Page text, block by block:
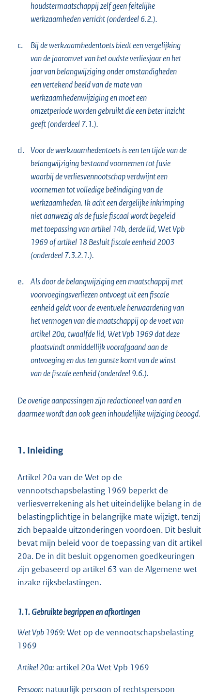
houdstermaatschappij zelf geen feitelijke
werkzaamheden verricht (onderdeel 6.2.).
c.
Bij de werkzaamhedentoets biedt een vergelijking
van de jaaromzet van het oudste verliesjaar en het
jaar van belangwijziging onder omstandigheden
een vertekend beeld van de mate van
werkzaamhedenwijziging en moet een
omzetperiode worden gebruikt die een beter inzicht
geeft (onderdeel 7.1.).
d. Voor de werkzaamhedentoets is een ten tijde van de
belangwijziging bestaand voornemen tot fusie
waarbij de verliesvennootschap verdwijnt een
voornemen tot volledige beëindiging van de
werkzaamheden. Ik acht een dergelijke inkrimping
niet aanwezig als de fusie fiscaal wordt begeleid
met toepassing van artikel 14b, derde lid, Wet Vpb
1969 of artikel 18 Besluit fiscale eenheid 2003
(onderdeel 7.3.2.1.).
e.
Als door de belangwijziging een maatschappij met
voorvoegingsverliezen ontvoegt uit een fiscale
eenheid geldt voor de eventuele herwaardering van
het vermogen van die maatschappij op de voet van
artikel 20a, twaalfde lid, Wet Vpb 1969 dat deze
plaatsvindt onmiddellijk voorafgaand aan de
ontvoeging en dus ten gunste komt van de winst
van de fiscale eenheid (onderdeel 9.6.).
De overige aanpassingen zijn redactioneel van aard en
daarmee wordt dan ook geen inhoudelijke wijziging beoogd.
1. Inleiding
Artikel 20a van de Wet op de
vennootschapsbelasting 1969 beperkt de
verliesverrekening als het uiteindelijke belang in de
belastingplichtige in belangrijke mate wijzigt, tenzij
zich bepaalde uitzonderingen voordoen. Dit besluit
bevat mijn beleid voor de toepassing van dit artikel
20a. De in dit besluit opgenomen goedkeuringen
zijn gebaseerd op artikel 63 van de Algemene wet
inzake rijksbelastingen.
1.1. Gebruikte begrippen en afkortingen
Wet Vpb 1969: Wet op de vennootschapsbelasting
1969
Artikel 20a: artikel 20a Wet Vpb 1969
Persoon: natuurlijk persoon of rechtspersoon